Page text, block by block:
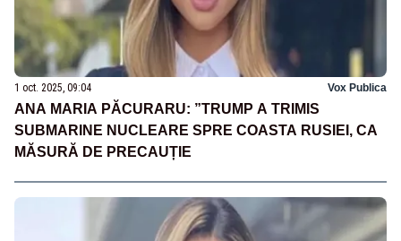
1 oct. 2025, 09:04 Vox Publica
ANA MARIA PĂCURARU: ”TRUMP A TRIMIS
SUBMARINE NUCLEARE SPRE COASTA RUSIEI, CA
MĂSURĂ DE PRECAUȚIE